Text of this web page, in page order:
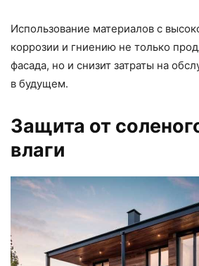
Использование материалов с
коррозии и гниению не только
фасада, но и снизит затраты на
в будущем.
Защита от
влаги